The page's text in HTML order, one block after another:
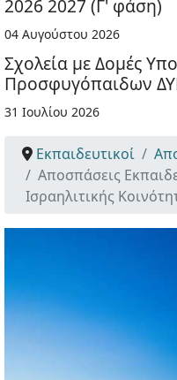
2026 2027 (Γ' φάση)
04 Αυγούστου 2026
Σχολεία με Δομές
Προσφυγόπαιδων
31 Ιουλίου 2026
Εκπαιδευτικοί
Αποσπάσεις
Ισραηλιτικής